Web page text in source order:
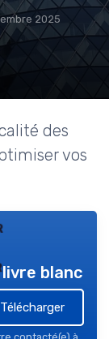
2025
des
vos
blanc